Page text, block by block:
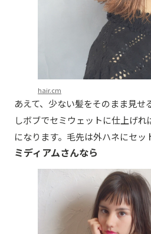
hair.cm
あえて、少ない髪をそのまま見せ
しボブでセミウェットに仕上げ
になります。毛先は外ハネにセッ
ミディアムさんなら